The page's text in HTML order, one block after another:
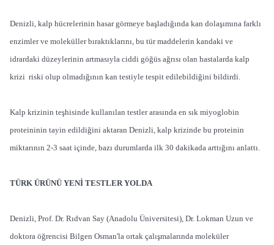
Denizli, kalp hücrelerinin hasar görmeye başladığında kan dolaşımına farklı
enzimler ve moleküller bıraktıklarını, bu tür maddelerin kandaki ve
idrardaki düzeylerinin artmasıyla ciddi göğüs ağrısı olan hastalarda kalp
krizi riski olup olmadığının kan testiyle tespit edilebildiğini bildirdi.
Kalp krizinin teşhisinde kullanılan testler arasında en sık miyoglobin
proteininin tayin edildiğini aktaran Denizli, kalp krizinde bu proteinin
miktarının 2-3 saat içinde, bazı durumlarda ilk 30 dakikada arttığını anlattı.
TÜRK ÜRÜNÜ YENİ TESTLER YOLDA
Denizli, Prof. Dr. Rıdvan Say (Anadolu Üniversitesi), Dr. Lokman Uzun ve
doktora öğrencisi Bilgen Osman'la ortak çalışmalarında moleküler